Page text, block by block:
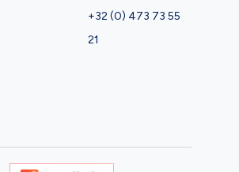
+32 (0) 473 73 55
21